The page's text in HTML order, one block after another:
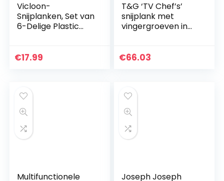
Vicloon-
Snijplanken, Set van
6-Delige Plastic
Groenteschillers en
€17.99
T&G ‘TV Chef’s’
snijplank met
vingergroeven in
geoliede beuk,
€66.03
Multifunctionele Joseph Joseph